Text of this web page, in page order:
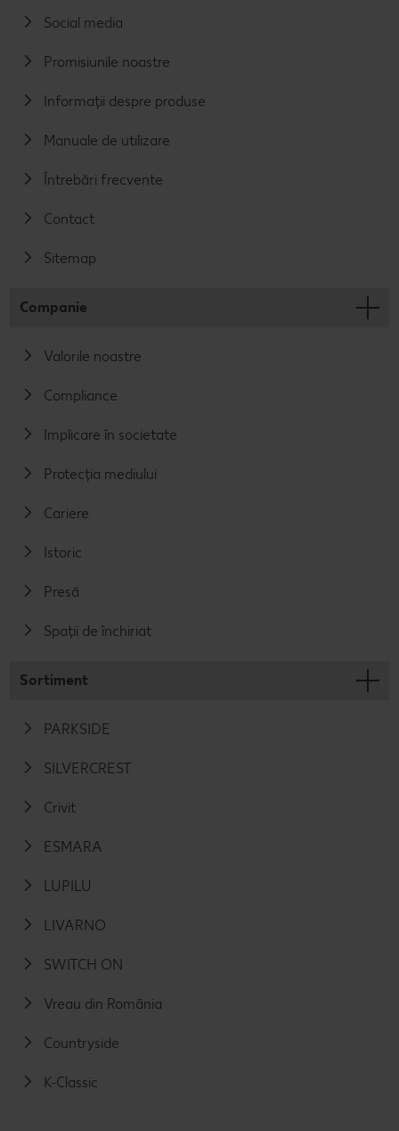
Social media
Promisiunile noastre
Informații despre produse
Manuale de utilizare
Întrebări frecvente
Contact
Sitemap
Companie
Valorile noastre
Compliance
Implicare în societate
Protecția mediului
Cariere
Istoric
Presă
Spații de închiriat
Sortiment
PARKSIDE
SILVERCREST
Crivit
ESMARA
LUPILU
LIVARNO
SWITCH ON
Vreau din România
Countryside
K-Classic